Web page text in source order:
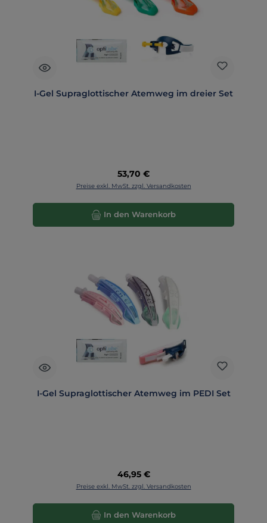
I-Gel Supraglottischer Atemweg im dreier Set
Regulärer Preis:
53,70 €
Preise exkl. MwSt. zzgl. Versandkosten
In den Warenkorb
I-Gel Supraglottischer Atemweg im PEDI Set
Regulärer Preis:
46,95 €
Preise exkl. MwSt. zzgl. Versandkosten
In den Warenkorb